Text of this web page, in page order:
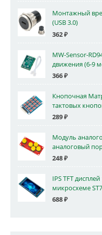
Монтажный
(USB 3.0)
362₽
MW-Sensor-
движения (6-9
366₽
Кнопочная
тактовых
289₽
Модуль
аналоговый
248₽
IPS TFT
микросхеме
688₽